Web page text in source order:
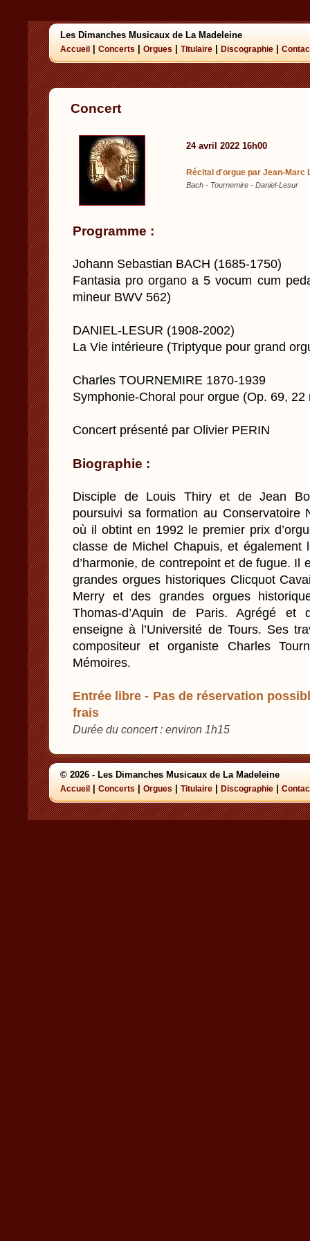
Les Dimanches Musicaux de La Madeleine
Accueil Concerts Orgues Titulaire Discographie
Concert
24 avril 2022 16h00
Récital d'orgue par Jean-Marc
Bach - Tournemire - Daniel-Lesur
Programme :
Johann Sebastian BACH (1685-1750)
Fantasia pro organo a 5 vocum cum
mineur BWV 562)
DANIEL-LESUR (1908-2002)
La Vie intérieure (Triptyque pour grand
Charles TOURNEMIRE 1870-1939
Symphonie-Choral pour orgue (Op. 69, 22
Concert présenté par Olivier PERIN
Biographie :
Disciple de Louis Thiry et de Jean
poursuivi sa formation au Conservatoire
où il obtint en 1992 le premier prix
classe de Michel Chapuis, et également
d’harmonie, de contrepoint et de fugue. Il
grandes orgues historiques Clicquot
Merry et des grandes orgues
Thomas-d’Aquin de Paris. Agrégé et
enseigne à l’Université de Tours. Ses
compositeur et organiste Charles
Mémoires.
Entrée libre - Pas de réservation
frais
Durée du concert : environ 1h15
© 2026 - Les Dimanches Musicaux de La Madeleine
Accueil Concerts Orgues Titulaire Discographie